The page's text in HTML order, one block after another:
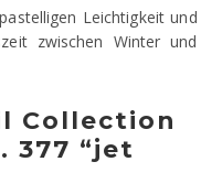
Leichtigkeit und
zwischen Winter und
Collection
377 “jet